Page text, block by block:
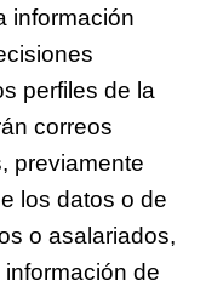
información
perfiles de la
correos
previamente
los datos o de
o asalariados,
de